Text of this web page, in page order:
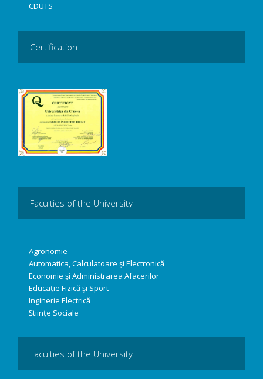
CDUTS
Certification
Faculties of the University
Agronomie
Automatica, Calculatoare și Electronică
Economie și Administrarea Afacerilor
Educație Fizică și Sport
Inginerie Electrică
Științe Sociale
Faculties of the University